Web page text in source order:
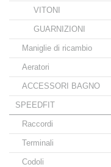
VITONI
GUARNIZIONI
Maniglie di ricambio
Aeratori
ACCESSORI BAGNO
SPEEDFIT
Raccordi
Terminali
Codoli